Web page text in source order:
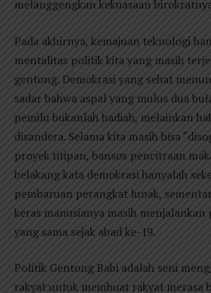
melanggengkan kekuasaan
Pada akhirnya, kemajuan teknologi
mentalitas politik kita yang masih
gentong. Demokrasi yang sehat
sadar bahwa aspal yang mulus dua
pemilu bukanlah hadiah, melainkan
disandera. Selama kita masih bisa
proyek titipan, bansos pencitraan
belakang kata demokrasi hanyalah
pembaruan perangkat lunak,
keras manusianya masih
yang sama sejak abad ke-19.
Politik Gentong Babi adalah seni
rakyat untuk membuat rakyat merasa